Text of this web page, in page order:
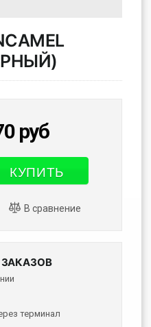
руб
КУПИТЬ
терминал